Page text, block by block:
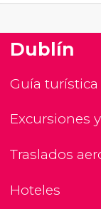
Dublín
Guía turística
Excursiones
Traslados
Hoteles